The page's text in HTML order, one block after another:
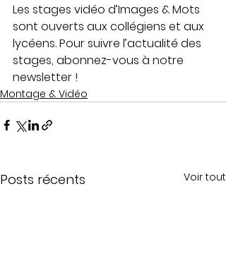
Les stages vidéo d’Images & Mots
sont ouverts aux collégiens et aux
lycéens. Pour suivre l’actualité des
stages, abonnez-vous à notre
newsletter !
Montage & Vidéo
Posts récents Voir tout